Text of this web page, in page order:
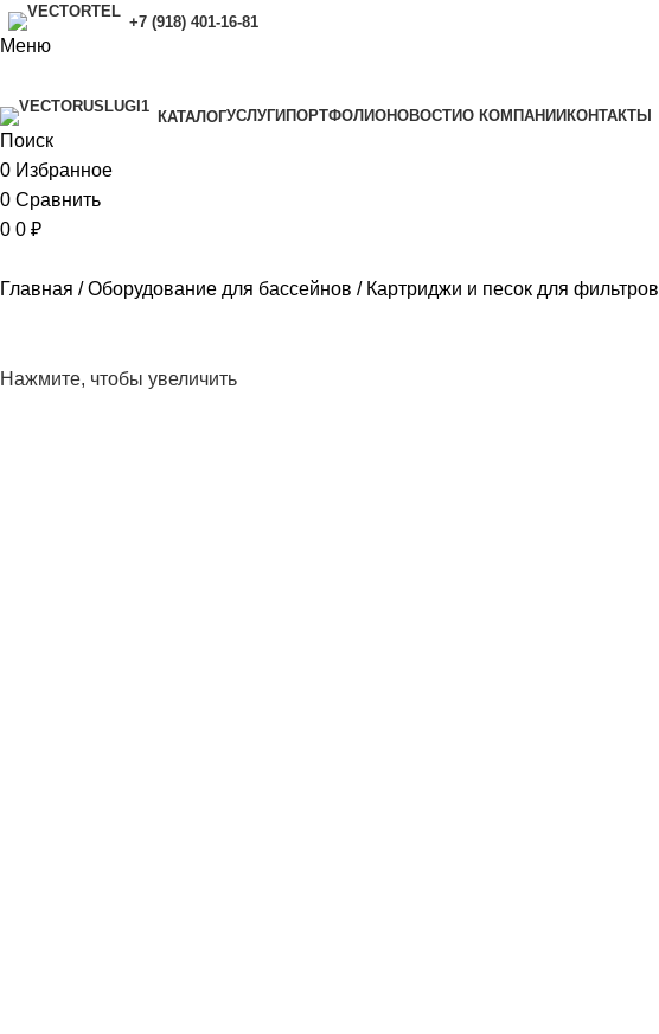
+7 (918) 401-16-81
Меню
КАТАЛОГУСЛУГИ ПОРТФОЛИОНОВОСТИO КОМПАНИИ КОНТАКТЫ
Поиск
0 Избранное
0 Сравнить
0 0 ₽
Главная Оборудование для бассейнов Картриджи и песок для фильтров
Нажмите, чтобы увеличить